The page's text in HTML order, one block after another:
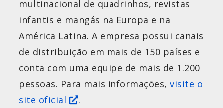
multinacional de quadrinhos, revistas
infantis e mangás na Europa e na
América Latina. A empresa possui canais
de distribuição em mais de 150 países e
conta com uma equipe de mais de 1.200
pessoas. Para mais informações, visite o
site oficial
.